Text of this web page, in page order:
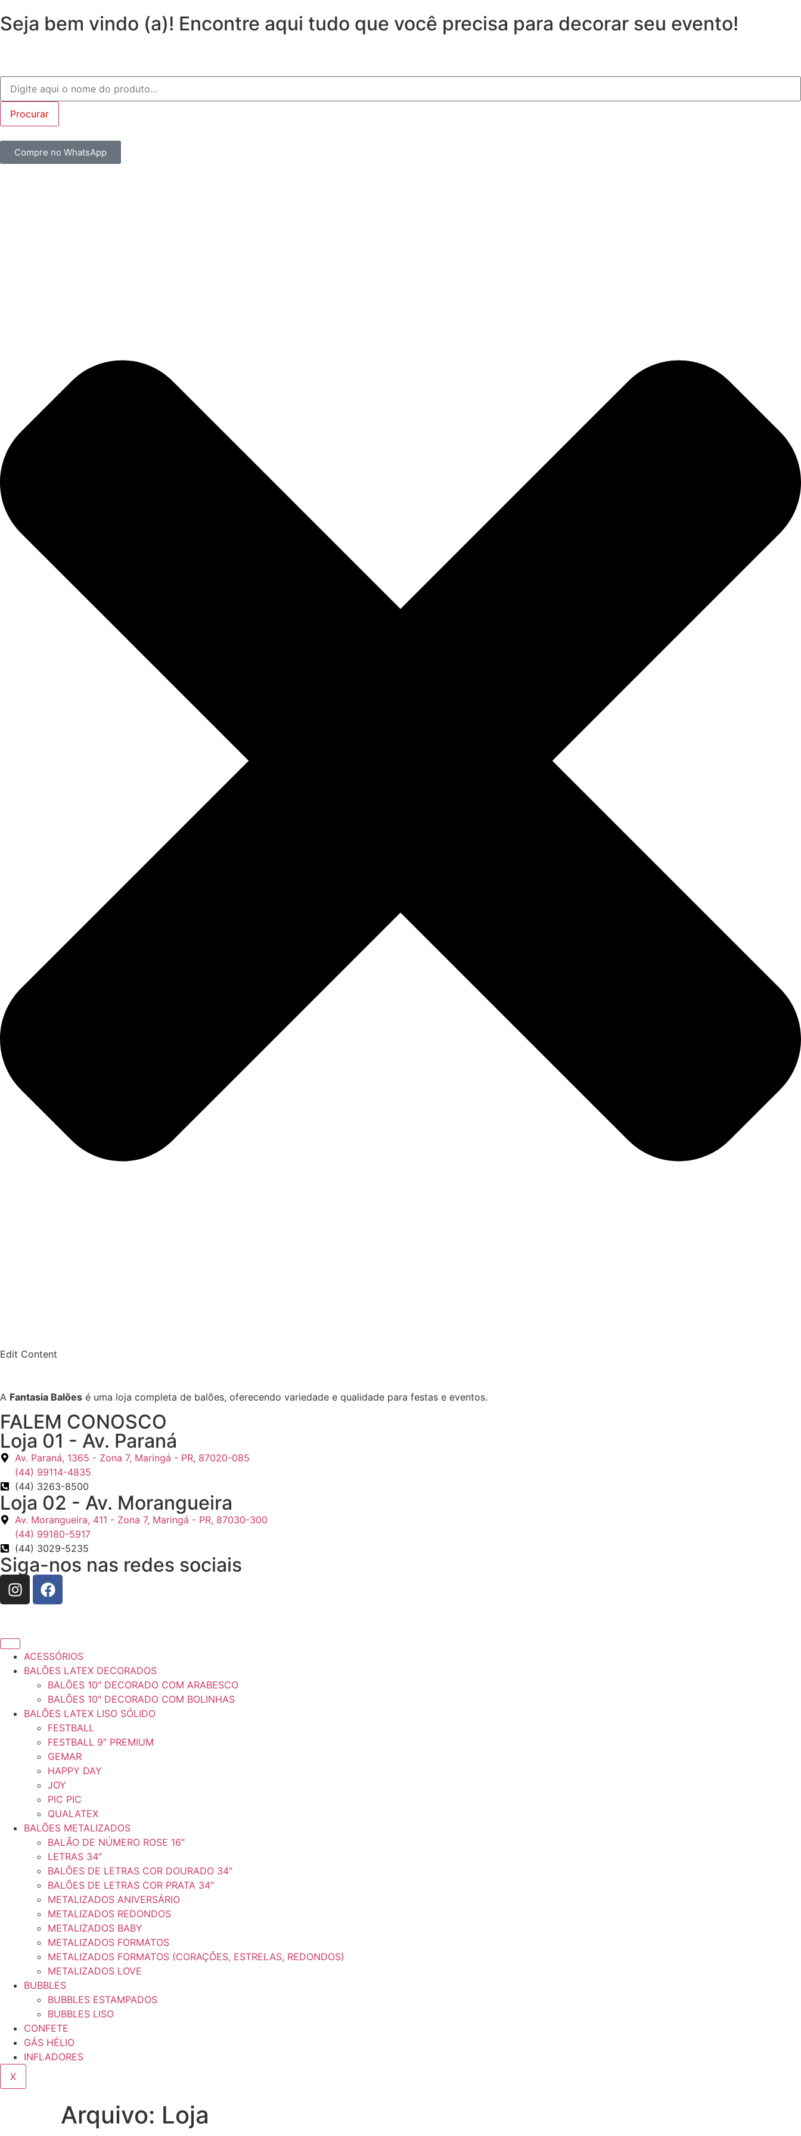
Seja bem vindo (a)! Encontre aqui tudo que você precisa para decorar seu evento!
Compre no WhatsApp
Edit Content
A Fantasia Balões é uma loja completa de balões, oferecendo variedade e qualidade para festas e eventos.
FALEM CONOSCO
Loja 01 - Av. Paraná
Av. Paraná, 1365 - Zona 7, Maringá - PR, 87020-085
(44) 99114-4835
(44) 3263-8500
Loja 02 - Av. Morangueira
Av. Morangueira, 411 - Zona 7, Maringá - PR, 87030-300
(44) 99180-5917
(44) 3029-5235
Siga-nos nas redes sociais
ACESSÓRIOS
BALÕES LATEX DECORADOS
BALÕES 10″ DECORADO COM ARABESCO
BALÕES 10″ DECORADO COM BOLINHAS
BALÕES LATEX LISO SÓLIDO
FESTBALL
FESTBALL 9″ PREMIUM
GEMAR
HAPPY DAY
JOY
PIC PIC
QUALATEX
BALÕES METALIZADOS
BALÃO DE NÚMERO ROSE 16″
LETRAS 34″
BALÕES DE LETRAS COR DOURADO 34″
BALÕES DE LETRAS COR PRATA 34″
METALIZADOS ANIVERSÁRIO
METALIZADOS REDONDOS
METALIZADOS BABY
METALIZADOS FORMATOS
METALIZADOS FORMATOS (CORAÇÕES, ESTRELAS, REDONDOS)
METALIZADOS LOVE
BUBBLES
BUBBLES ESTAMPADOS
BUBBLES LISO
CONFETE
GÁS HÉLIO
INFLADORES
X
Arquivo: Loja